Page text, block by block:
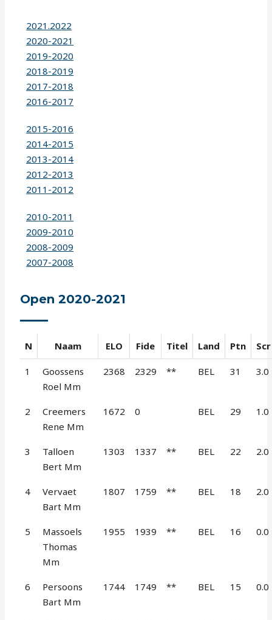
2021.2022
2020-2021
2019-2020
2018-2019
2017-2018
2016-2017
2015-2016
2014-2015
2013-2014
2012-2013
2011-2012
2010-2011
2009-2010
2008-2009
2007-2008
Open 2020-2021
N Naam ELO Fide Titel Land Ptn Scr
1
Goossens
Roel Mm
2368 2329 ** BEL 31 3.0
2
Creemers
Rene Mm
1672 0 BEL 29 1.0
3
Talloen
Bert Mm
1303 1337 ** BEL 22 2.0
4
Vervaet
Bart Mm
1807 1759 ** BEL 18 2.0
5
Massoels
Thomas
Mm
1955 1939 ** BEL 16 0.0
6
Persoons
Bart Mm
1744 1749 ** BEL 15 0.0